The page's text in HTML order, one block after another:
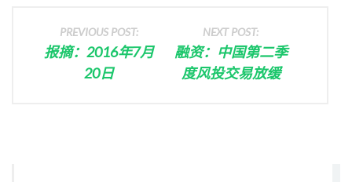
PREVIOUS POST:
报摘：2016年7月
20日
NEXT POST:
融资：中国第二季
度风投交易放缓